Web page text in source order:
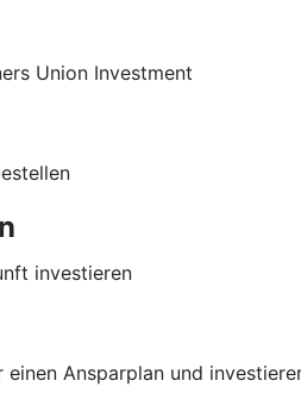
Union Investment
investieren
Ansparplan und